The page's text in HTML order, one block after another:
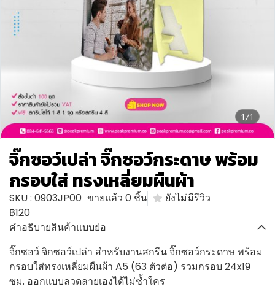
1/1
จิ๊กซอว์เปล่า จิ๊กซอว์กระดาษ พร้อม
กรอบใส่ ทรงเหลี่ยมผืนผ้า
SKU : 0903JP00 ขายแล้ว 0 ชิ้น
ยังไม่มีรีวิว
฿120
คำอธิบายสินค้าแบบย่อ
จิ๊กซอว์ จิกซอว์เปล่า สำหรับงานสกรีน จิ๊กซอว์กระดาษ พร้อม
กรอบใส่ทรงเหลี่ยมผืนผ้า A5 (63 ตัวต่อ) รวมกรอบ 24x19
ซม. ออกแบบลวดลายเองได้ไม่ซ้ำใคร